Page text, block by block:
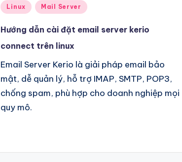
Posted
Linux Mail Server
Hướng dẫn cài đặt email server kerio
connect trên linux
Email Server Kerio là giải pháp email bảo
mật, dễ quản lý, hỗ trợ IMAP, SMTP, POP3,
chống spam, phù hợp cho doanh nghiệp mọi
quy mô.